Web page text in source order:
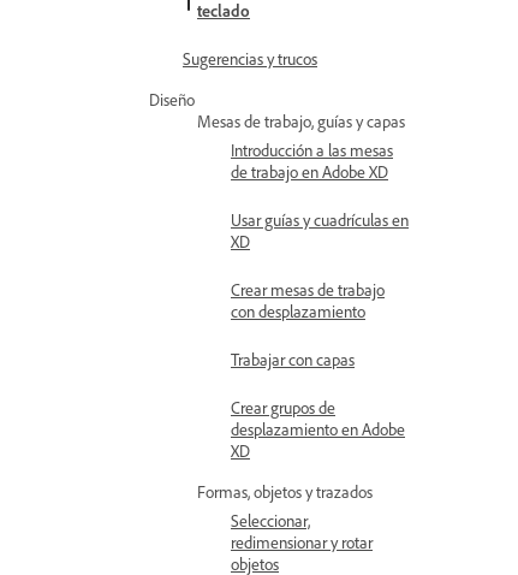
teclado
Sugerencias y trucos
Diseño
Mesas de trabajo, guías y capas
Introducción a las mesas
de trabajo en Adobe XD
Usar guías y cuadrículas en
XD
Crear mesas de trabajo
con desplazamiento
Trabajar con capas
Crear grupos de
desplazamiento en Adobe
XD
Formas, objetos y trazados
Seleccionar,
redimensionar y rotar
objetos